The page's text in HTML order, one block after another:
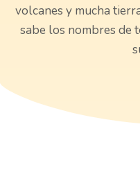
volcanes y mucha
sabe los nombres de